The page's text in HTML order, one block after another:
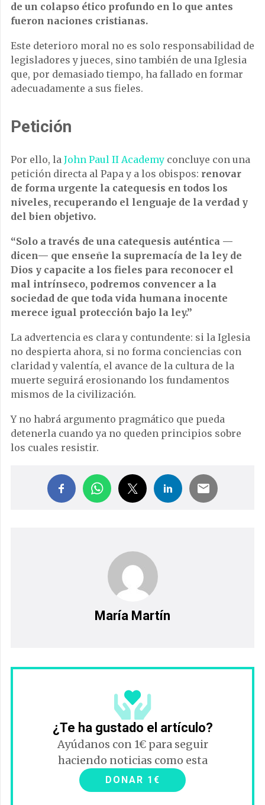
de un colapso ético profundo en lo que antes
fueron naciones cristianas.
Este deterioro moral no es solo responsabilidad de
legisladores y jueces, sino también de una Iglesia
que, por demasiado tiempo, ha fallado en formar
adecuadamente a sus fieles.
Petición
Por ello, la John Paul II Academy concluye con una
petición directa al Papa y a los obispos: renovar
de forma urgente la catequesis en todos los
niveles, recuperando el lenguaje de la verdad y
del bien objetivo.
“Solo a través de una catequesis auténtica —
dicen— que enseñe la supremacía de la ley de
Dios y capacite a los fieles para reconocer el
mal intrínseco, podremos convencer a la
sociedad de que toda vida humana inocente
merece igual protección bajo la ley.”
La advertencia es clara y contundente: si la Iglesia
no despierta ahora, si no forma conciencias con
claridad y valentía, el avance de la cultura de la
muerte seguirá erosionando los fundamentos
mismos de la civilización.
Y no habrá argumento pragmático que pueda
detenerla cuando ya no queden principios sobre
los cuales resistir.
María Martín
¿Te ha gustado el artículo?
Ayúdanos con 1€ para seguir
haciendo noticias como esta
DONAR 1€